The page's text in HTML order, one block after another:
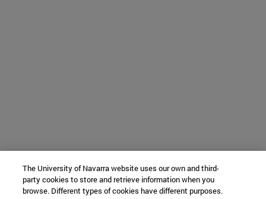
The University of Navarra website uses our own and third-
party cookies to store and retrieve information when you
browse. Different types of cookies have different purposes.